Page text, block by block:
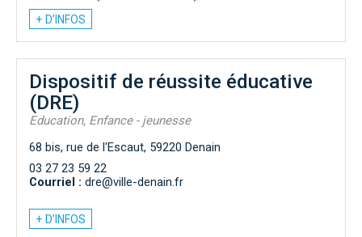
+ D’INFOS
Dispositif de réussite éducative
(DRE)
Education, Enfance - jeunesse
68 bis, rue de l'Escaut, 59220 Denain
03 27 23 59 22
Courriel : dre@ville-denain.fr
+ D’INFOS